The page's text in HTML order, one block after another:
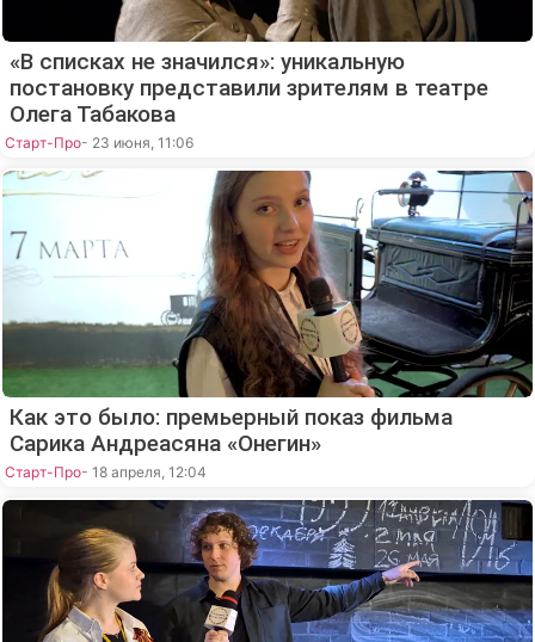
«В списках не значился»: уникальную
постановку представили зрителям в театре
Олега Табакова
Старт-Про- 23 июня, 11:06
Как это было: премьерный показ фильма
Сарика Андреасяна «Онегин»
Старт-Про- 18 апреля, 12:04